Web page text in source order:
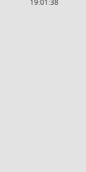
19:01:38